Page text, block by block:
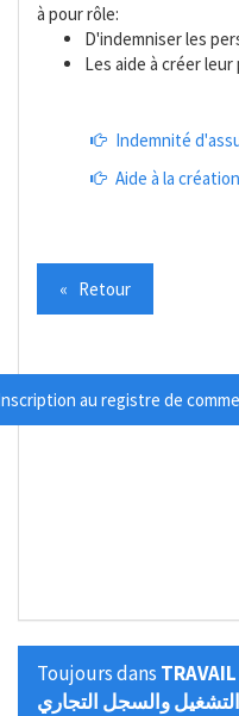
à pour rôle:
D'indemniser les
Les aide à créer
Indemnité
Aide à la
« Retour
Toujours dans TRAVAIL
التشغيل والسجل التجاري